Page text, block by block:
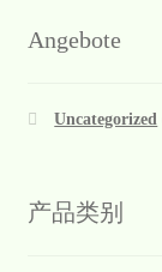
Angebote
Uncategorized
产品类别